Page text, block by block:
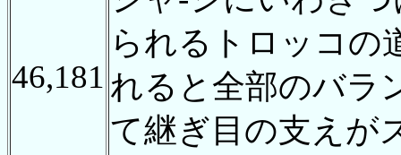
46,181
られるトロッコの
れると全部のバラ
て継ぎ目の支えが